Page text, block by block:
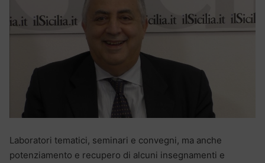
Laboratori tematici, seminari e convegni, ma anche
potenziamento e recupero di alcuni insegnamenti e